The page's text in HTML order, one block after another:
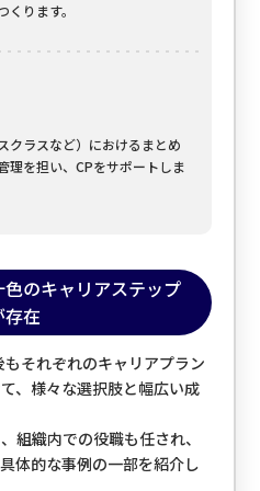
ります。
クラスなど）におけるまとめ
理を担い、CPをサポートしま
のキャリアステップ
存在
それぞれのキャリアプラン
、様々な選択肢と幅広い成
組織内での役職も任され、
体的な事例の一部を紹介し